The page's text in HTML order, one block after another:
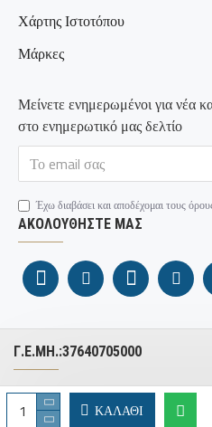
ΚΑΛΆΘΙ
Χάρτης Ιστοτόπου
Μάρκες
Μείνετε ενημερωμένοι για νέα
στο ενημερωτικό μας δελτίο
Έχω διαβάσει και αποδέχομαι τους
ΑΚΟΛΟΥΘΉΣΤΕ ΜΑΣ
Γ.Ε.ΜΗ.:37640705000
Copyright © 2026 BronzeDesign.gr –
δικαιώματος